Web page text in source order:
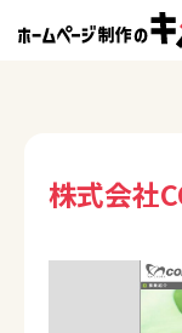
株式会社